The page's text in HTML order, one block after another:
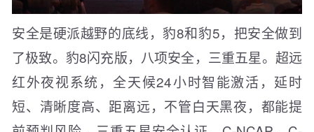
安全是硬派越野的底线，豹8和豹5，把安全做到
了极致。豹8闪充版，八项安全，三重五星。超远
红外夜视系统，全天候24小时智能激活，延时
短、清晰度高、距离远，不管白天黑夜，都能提